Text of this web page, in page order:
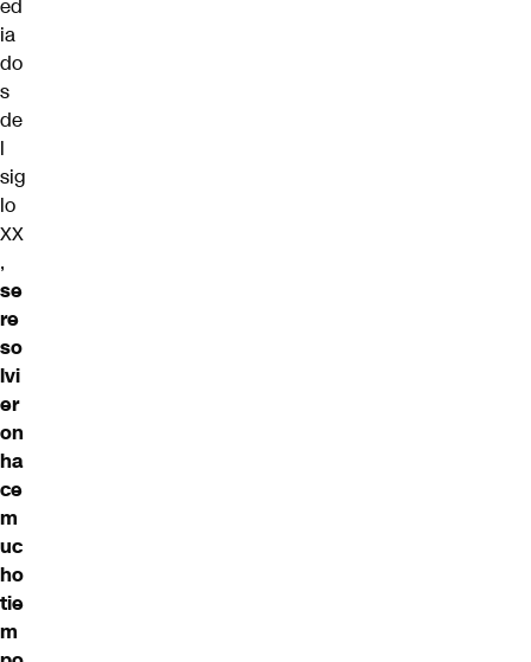
ed
ia
do
s
de
l
sig
lo
XX
,
se
re
so
lvi
er
on
ha
ce
m
uc
ho
tie
m